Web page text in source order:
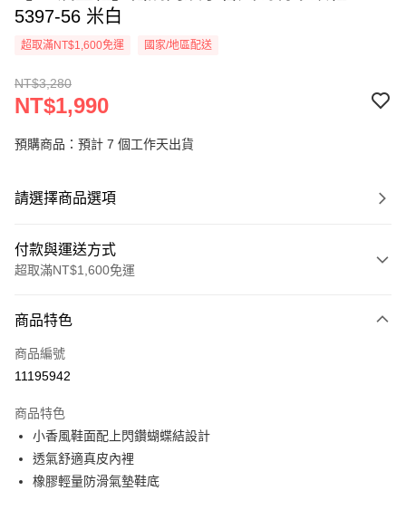
5397-56 米白
超取滿NT$1,600免運 國家/地區配送
NT$3,280
NT$1,990
預購商品：預計 7 個工作天出貨
請選擇商品選項
付款與運送方式
超取滿NT$1,600免運
信用卡一次付款
LINE Pay
街口支付
悠遊付
商品特色
商品編號
11195942
商品特色
小香風鞋面配上閃鑽蝴蝶結設計
透氣舒適真皮內裡
橡膠輕量防滑氣墊鞋底